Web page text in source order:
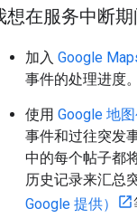
想在服务中断
加入 Google
事件的处理进度
使用 Google 地
事件和过往突发
中的每个帖子都
历史记录来汇总
Google 提供）